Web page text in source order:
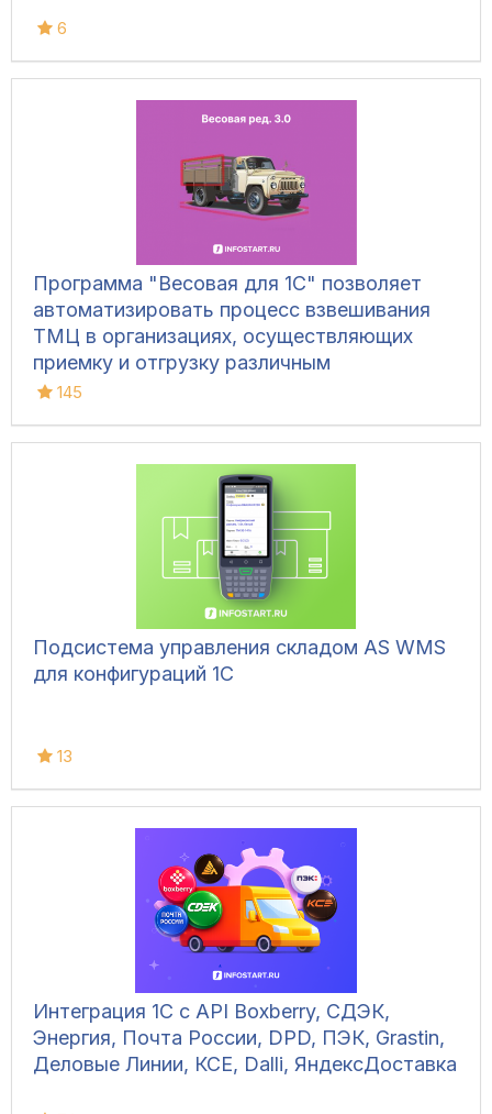
6
Программа "Весовая для 1С" позволяет
автоматизировать процесс взвешивания
ТМЦ в организациях, осуществляющих
приемку и отгрузку различным
транспортом, для ведения складского
Конфигурация позволяет фиксировать вес
вручную, напрямую с весов, а также
управлять дополнительным
оборудованием и контролировать
движение транспорта.
145
Подсистема управления складом AS WMS
для конфигураций 1С
13
Интеграция 1С с API Boxberry, СДЭК,
Энергия, Почта России, DPD, ПЭК, Grastin,
Деловые Линии, КСЕ, Dalli, ЯндексДоставка